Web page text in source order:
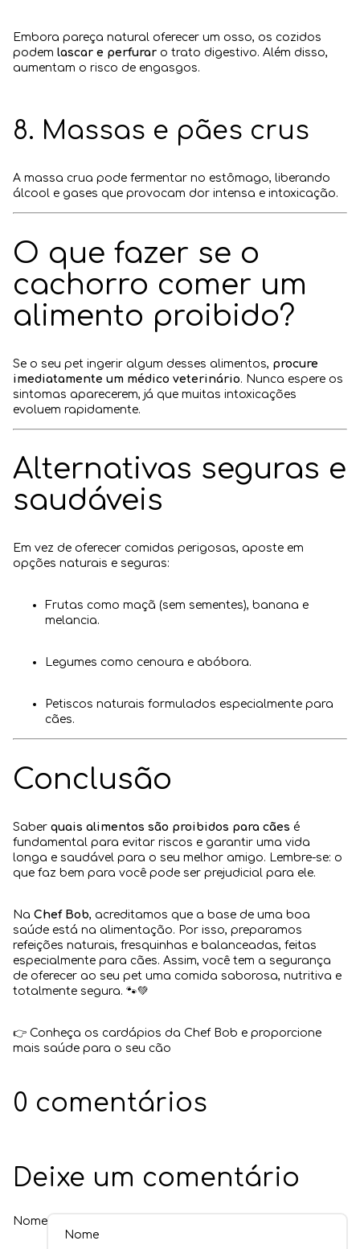
Embora pareça natural oferecer um osso, os cozidos
podem lascar e perfurar o trato digestivo. Além disso,
aumentam o risco de engasgos.
8. Massas e pães crus
A massa crua pode fermentar no estômago, liberando
álcool e gases que provocam dor intensa e intoxicação.
O que fazer se o
cachorro comer um
alimento proibido?
Se o seu pet ingerir algum desses alimentos, procure
imediatamente um médico veterinário. Nunca espere os
sintomas aparecerem, já que muitas intoxicações
evoluem rapidamente.
Alternativas seguras e
saudáveis
Em vez de oferecer comidas perigosas, aposte em
opções naturais e seguras:
Frutas como maçã (sem sementes), banana e
melancia.
Legumes como cenoura e abóbora.
Petiscos naturais formulados especialmente para
cães.
Conclusão
Saber quais alimentos são proibidos para cães é
fundamental para evitar riscos e garantir uma vida
longa e saudável para o seu melhor amigo. Lembre-se: o
que faz bem para você pode ser prejudicial para ele.
Na Chef Bob, acreditamos que a base de uma boa
saúde está na alimentação. Por isso, preparamos
refeições naturais, fresquinhas e balanceadas, feitas
especialmente para cães. Assim, você tem a segurança
de oferecer ao seu pet uma comida saborosa, nutritiva e
totalmente segura. 🐾💚
👉 Conheça os cardápios da Chef Bob e proporcione
mais saúde para o seu cão
0 comentários
Deixe um comentário
Nome